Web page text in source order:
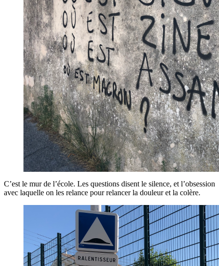
C’est le mur de l’école. Les questions disent le silence, et l’obsession
avec laquelle on les relance pour relancer la douleur et la colère.